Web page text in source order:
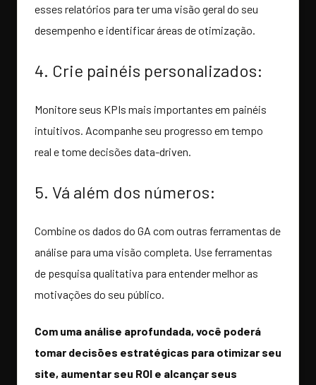
esses relatórios para ter uma visão geral do seu
desempenho e identificar áreas de otimização.
4. Crie painéis personalizados:
Monitore seus KPIs mais importantes em painéis
intuitivos. Acompanhe seu progresso em tempo
real e tome decisões data-driven.
5. Vá além dos números:
Combine os dados do GA com outras ferramentas de
análise para uma visão completa. Use ferramentas
de pesquisa qualitativa para entender melhor as
motivações do seu público.
Com uma análise aprofundada, você poderá
tomar decisões estratégicas para otimizar seu
site, aumentar seu ROI e alcançar seus